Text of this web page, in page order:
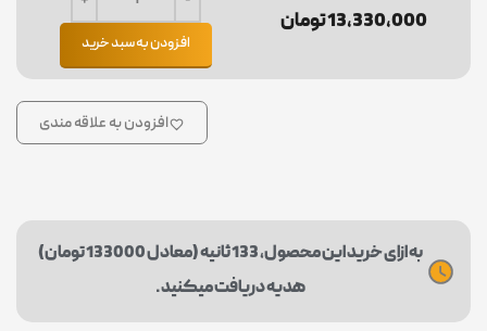
13,330,000 تومان
افزودن به سبد خرید
افزودن به علاقه مندی
به ازای خرید این محصول، 133 ثانیه (معادل 133000 تومان)
هدیه دریافت میکنید.